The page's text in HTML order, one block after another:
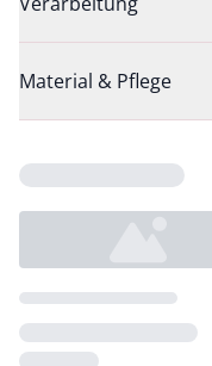
Material & Pflege